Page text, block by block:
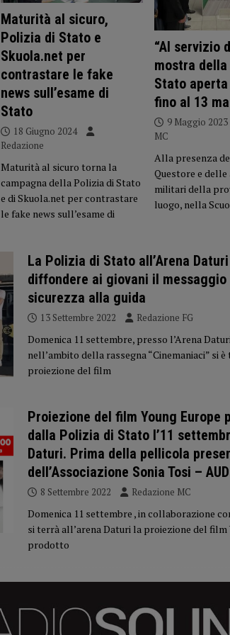
Maturità al sicuro,
Polizia di Stato e
Skuola.net per
contrastare le fake
news sull’esame di
Stato
18 Giugno 2024
Redazione
Maturità al sicuro torna la
campagna della Polizia di Stato
e di Skuola.net per contrastare
le fake news sull’esame di
“Al servizio
mostra
Stato
fino al 13
9 Maggio 2023
MC
Alla presenza
Questore e
militari della
luogo, nella
La Polizia di Stato all’Arena
diffondere ai giovani il messaggio
sicurezza alla guida
13 Settembre 2022 Redazione FG
Domenica 11 settembre, presso l’Arena
nell’ambito della rassegna “Cinemaniaci” si
proiezione del film
Proiezione del film Young Europe
dalla Polizia di Stato l’11
Daturi. Prima della pellicola
dell’Associazione Sonia Tosi –
8 Settembre 2022 Redazione MC
Domenica 11 settembre , in collaborazione
si terrà all’arena Daturi la proiezione del film
prodotto